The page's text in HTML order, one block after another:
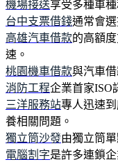
機場接送享受多種車
台中支票借錢通常會
高雄汽車借款的高額
速。
桃園機車借款與汽車
消防工程企業首家ISO
三洋服務站專人迅速
養相關問題。
獨立筒沙發由獨立筒
電腦割字是許多連鎖